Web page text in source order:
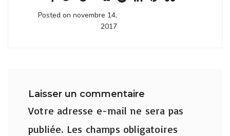
Posted on novembre 14,
2017
Laisser un commentaire
Votre adresse e-mail ne sera pas
publiée. Les champs obligatoires